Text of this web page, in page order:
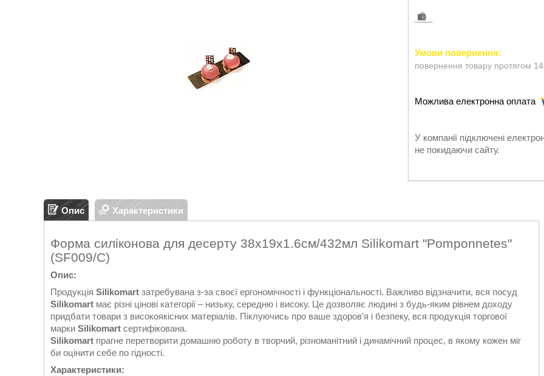
повернення товару протягом
У компанії підключені
не покидаючи сайту.
Опис Характеристики
Форма силіконова для десерту 38х19х1.6см/432мл Silikomart "Pomponnetes"
(SF009/C)
Опис:
Продукція Silikomart затребувана з-за своєї ергономічності і функціональності. Важливо відзначити, вся посуд
Silikomart має різні цінові категорії – низьку, середню і високу. Це дозволяє людині з будь-яким рівнем доходу
придбати товари з високоякісних матеріалів. Піклуючись про ваше здоров'я і безпеку, вся продукція торгової
марки Silikomart сертифікована.
Silikomart прагне перетворити домашню роботу в творчий, різноманітний і динамічний процес, в якому кожен міг
би оцінити себе по гідності.
Характеристики: